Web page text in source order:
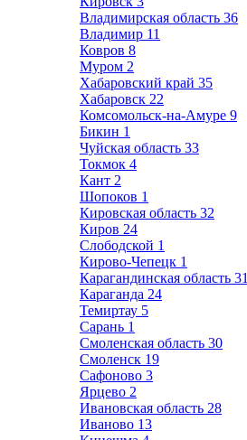
Владимирская область 36
Владимир 11
Ковров 8
Муром 2
Хабаровский край 35
Хабаровск 22
Комсомольск-на-Амуре 9
Бикин 1
Чуйская область 33
Токмок 4
Кант 2
Шопоков 1
Кировская область 32
Киров 24
Слободской 1
Кирово-Чепецк 1
Карагандинская область 31
Караганда 24
Темиртау 5
Сарань 1
Смоленская область 30
Смоленск 19
Сафоново 3
Ярцево 2
Ивановская область 28
Иваново 13